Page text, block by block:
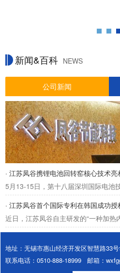
新闻&百科 NEWS
公司新闻
· 江苏凤谷携锂电池回转窑核心技术
5月13-15日，第十八届深圳国际电池
· 江苏凤谷首个国际专利在韩国成功授
近日，江苏凤谷自主研发的“一种加
地址：无锡市惠山经济开发区智慧路33
联系电话：0510-888-18999 邮箱：